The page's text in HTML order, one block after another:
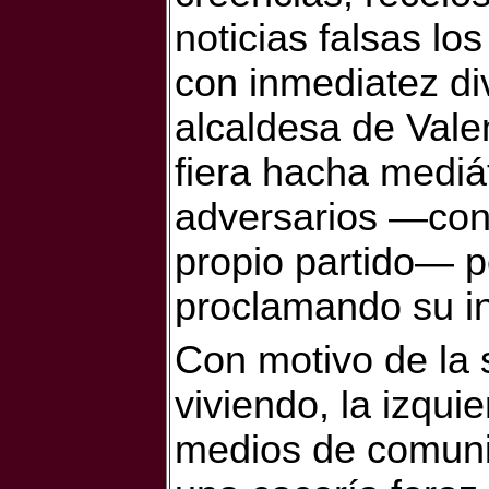
noticias falsas
con inmediatez
alcaldesa de
fiera hacha
adversarios
propio partido—
proclamando su
Con motivo de la
viviendo, la
medios de